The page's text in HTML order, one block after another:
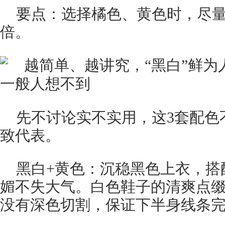
要点：选择橘色、黄色时，尽
倍。
先不讨论实不实用，这3套配
致代表。
黑白+黄色：沉稳黑色上衣，
媚不失大气。白色鞋子的清爽点
没有深色切割，保证下半身线条